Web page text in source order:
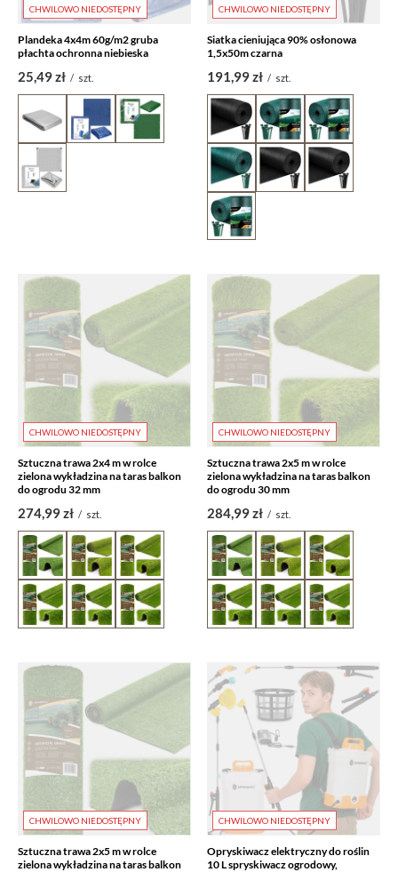
CHWILOWO NIEDOSTĘPNY
Plandeka 4x4m 60g/m2 gruba
płachta ochronna niebieska
25,49 zł / szt.
CHWILOWO NIEDOSTĘPNY
Siatka cieniująca 90% osłonowa
1,5x50m czarna
191,99 zł / szt.
CHWILOWO NIEDOSTĘPNY
Sztuczna trawa 2x4 m w rolce
zielona wykładzina na taras balkon
do ogrodu 32 mm
274,99 zł / szt.
CHWILOWO NIEDOSTĘPNY
Sztuczna trawa 2x5 m w rolce
zielona wykładzina na taras balkon
do ogrodu 30 mm
284,99 zł / szt.
CHWILOWO NIEDOSTĘPNY
Sztuczna trawa 2x5 m w rolce
zielona wykładzina na taras balkon
CHWILOWO NIEDOSTĘPNY
Opryskiwacz elektryczny do roślin
10 L spryskiwacz ogrodowy,